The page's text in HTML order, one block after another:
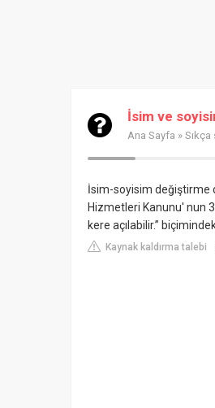
İsim ve
Ana Sayfa »
İsim-soyisim değiştirme
Hizmetleri Kanunu' nun
kere açılabilir.”
Kaynak kaldırma talebi